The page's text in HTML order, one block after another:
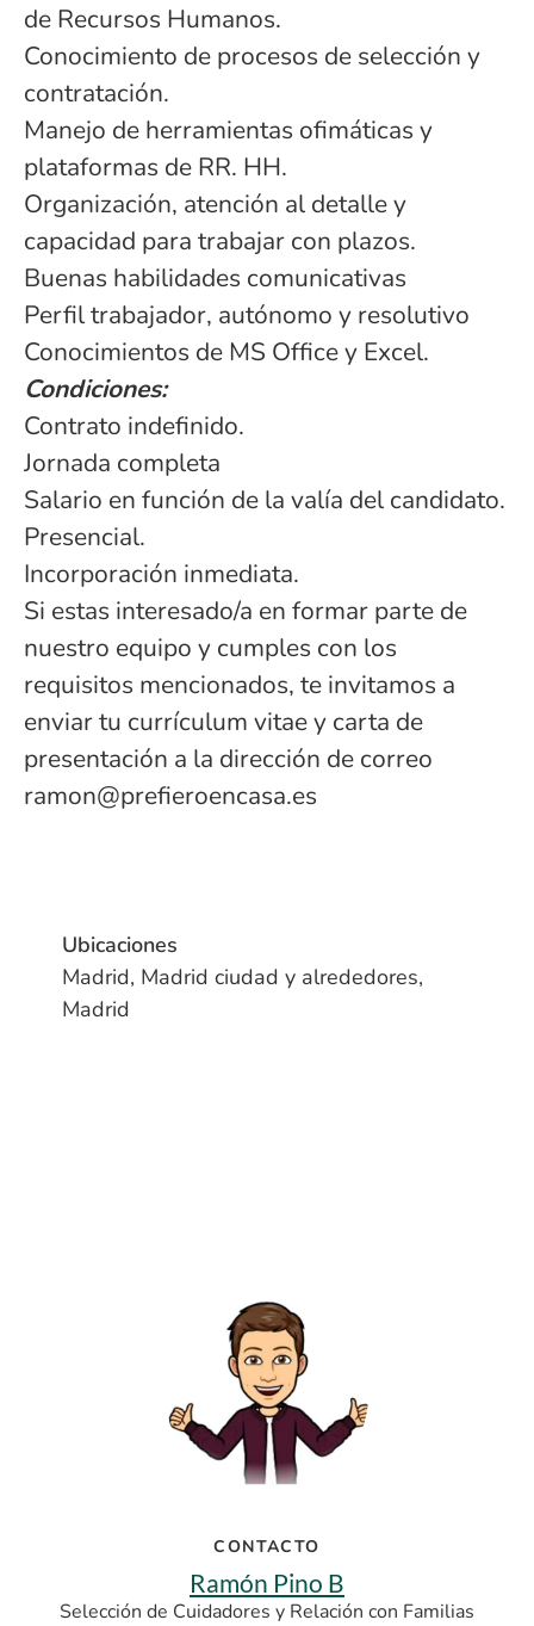
de Recursos Humanos.
Conocimiento de procesos de selección y
contratación.
Manejo de herramientas ofimáticas y
plataformas de RR. HH.
Organización, atención al detalle y
capacidad para trabajar con plazos.
Buenas habilidades comunicativas
Perfil trabajador, autónomo y resolutivo
Conocimientos de MS Office y Excel.
Condiciones:
Contrato indefinido.
Jornada completa
Salario en función de la valía del candidato.
Presencial.
Incorporación inmediata.
Si estas interesado/a en formar parte de
nuestro equipo y cumples con los
requisitos mencionados, te invitamos a
enviar tu currículum vitae y carta de
presentación a la dirección de correo
ramon@prefieroencasa.es
Ubicaciones
Madrid, Madrid ciudad y alrededores,
Madrid
CONTACTO
Ramón Pino B
Selección de Cuidadores y Relación con Familias